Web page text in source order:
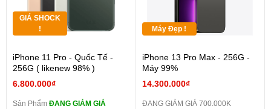
GIÁ SHOCK
!
iPhone 11 Pro - Quốc Tế -
256G ( likenew 98% )
6.800.000₫
Sản Phẩm ĐANG GIẢM GIÁ
Máy Đẹp !
iPhone 13 Pro Max - 256G -
Máy 99%
14.300.000₫
ĐANG GIẢM GIÁ 700.000K